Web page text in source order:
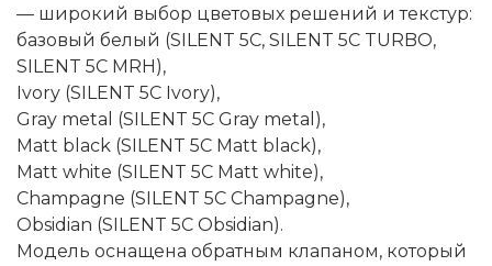
— широкий выбор цветовых решений и текстур:
базовый белый (SILENT 5C, SILENT 5C TURBO,
SILENT 5C MRH),
Ivory (SILENT 5C Ivory),
Gray metal (SILENT 5C Gray metal),
Matt black (SILENT 5C Matt black),
Matt white (SILENT 5C Matt white),
Champagne (SILENT 5C Champagne),
Obsidian (SILENT 5C Obsidian).
Модель оснащена обратным клапаном, который